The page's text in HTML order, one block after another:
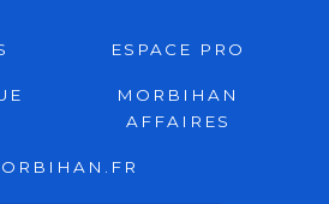
ESPACE PRO
MORBIHAN
AFFAIRES